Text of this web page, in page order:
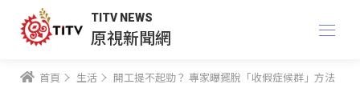
TITV NEWS
原視新聞網
首頁 生活 開工提不起勁？ 專家曝擺脫「收假症候群」方法